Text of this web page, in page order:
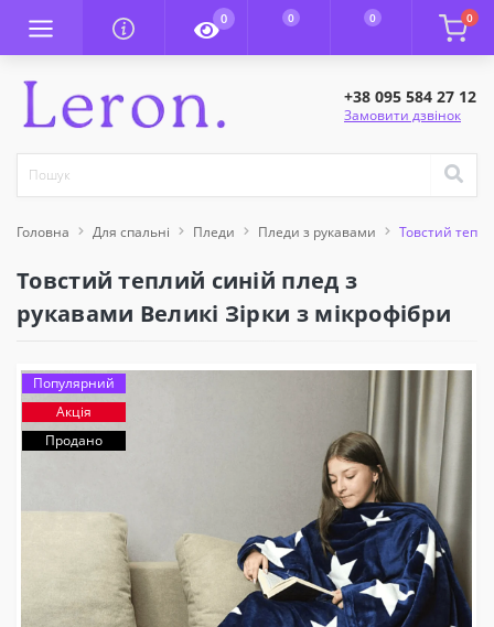
0 0 0 0
+38 095 584 27 12
Замовити дзвінок
Головна Для спальні Пледи Пледи з рукавами Товстий
Товстий теплий синій плед з
рукавами Великі Зірки з мікрофібри
Популярний
Акція
Продано